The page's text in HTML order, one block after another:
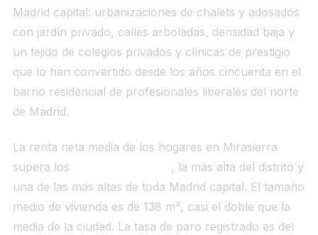
Madrid capital: urbanizaciones de chalets y adosados
con jardín privado, calles arboladas, densidad baja y
un tejido de colegios privados y clínicas de prestigio
que lo han convertido desde los años cincuenta en el
barrio residencial de profesionales liberales del norte
de Madrid.
La renta neta media de los hogares en Mirasierra
supera los
, la más alta del distrito y
una de las más altas de toda Madrid capital. El tamaño
medio de vivienda es de 138 m², casi el doble que la
media de la ciudad. La tasa de paro registrado es del